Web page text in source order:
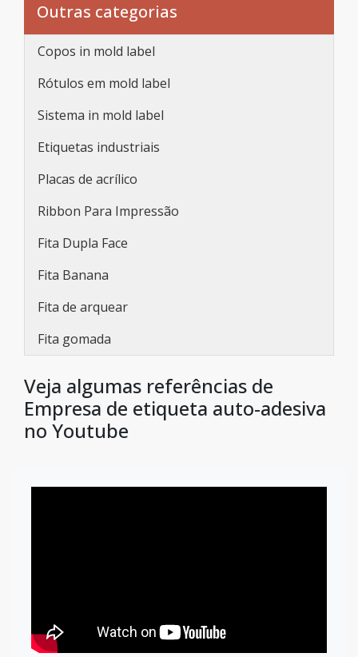
Outras categorias
Copos in mold label
Rótulos em mold label
Sistema in mold label
Etiquetas industriais
Placas de acrílico
Ribbon Para Impressão
Fita Dupla Face
Fita Banana
Fita de arquear
Fita gomada
Veja algumas referências de
Empresa de etiqueta auto-adesiva
no Youtube